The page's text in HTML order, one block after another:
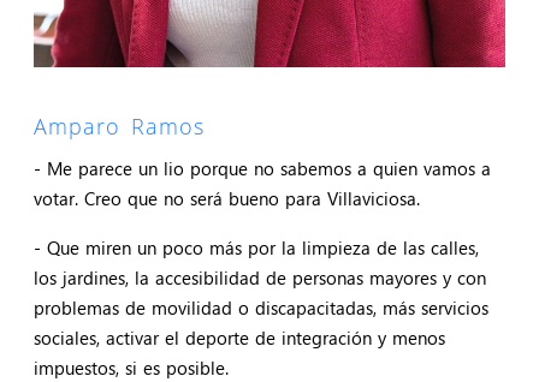
Amparo Ramos
- Me parece un lio porque no sabemos a quien vamos a
votar. Creo que no será bueno para Villaviciosa.
- Que miren un poco más por la limpieza de las calles,
los jardines, la accesibilidad de personas mayores y con
problemas de movilidad o discapacitadas, más servicios
sociales, activar el deporte de integración y menos
impuestos, si es posible.